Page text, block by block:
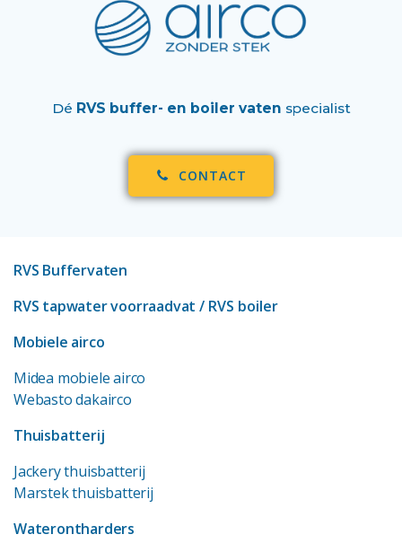
Dé RVS buffer- en boiler vaten specialist
CONTACT
RVS Buffervaten
RVS tapwater voorraadvat / RVS boiler
Mobiele airco
Midea mobiele airco
Webasto dakairco
Thuisbatterij
Jackery thuisbatterij
Marstek thuisbatterij
Waterontharders